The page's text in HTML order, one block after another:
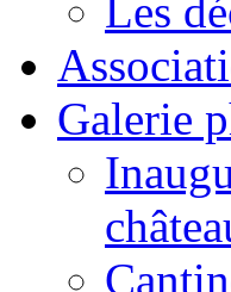
Les
Galerie